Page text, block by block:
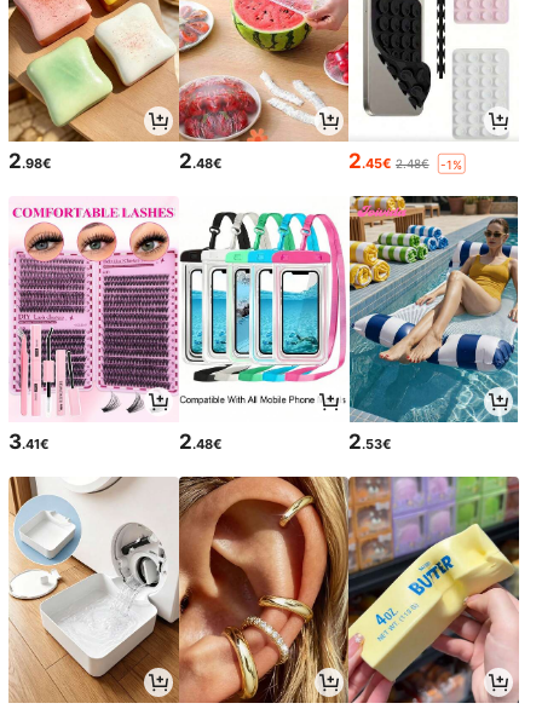
2.98€ 2.48€ 2.45€ 2.48€ -1%
3.41€ 2.48€ 2.53€